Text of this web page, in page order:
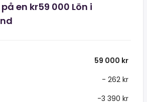
en kr59 000 Lön i
59 000 kr
- 262 kr
-3 390 kr